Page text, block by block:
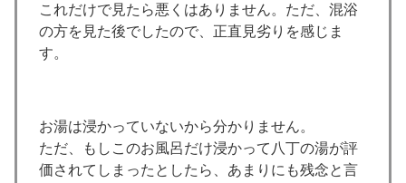
これだけで見たら悪くはありません。ただ、混浴
の方を見た後でしたので、正直見劣りを感じま
す。
お湯は浸かっていないから分かりません。
ただ、もしこのお風呂だけ浸かって八丁の湯が評
価されてしまったとしたら、あまりにも残念と言